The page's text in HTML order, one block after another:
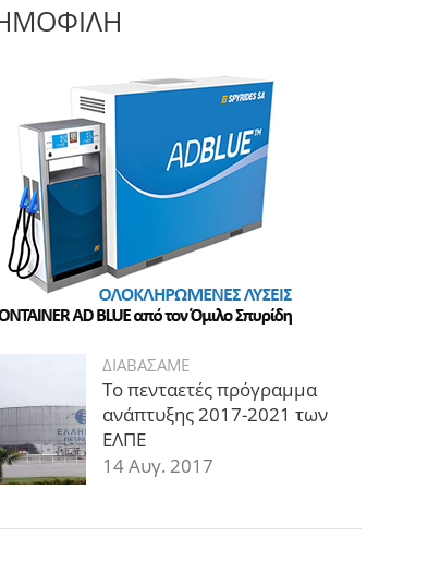
ΔΙΑΒΑΣΑΜΕ
Το πενταετές πρόγραμμα
ανάπτυξης 2017-2021 των
ΕΛΠΕ
14 Αυγ. 2017